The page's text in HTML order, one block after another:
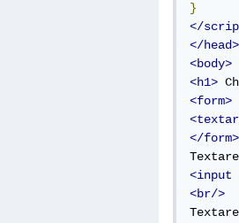
}
</
</head>
<body>
<h1>
<form>
</form>
<input
<br/>